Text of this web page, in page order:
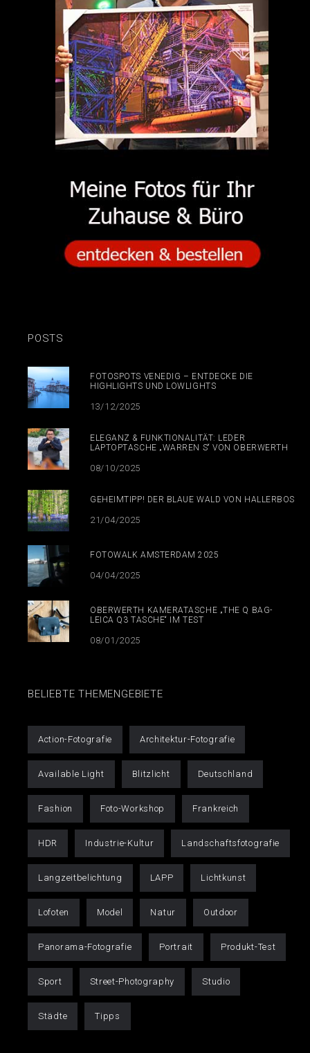
POSTS
FOTOSPOTS VENEDIG – ENTDECKE DIE
HIGHLIGHTS UND LOWLIGHTS
13/12/2025
ELEGANZ & FUNKTIONALITÄT: LEDER
LAPTOPTASCHE „WARREN S“ VON OBERWERTH
08/10/2025
GEHEIMTIPP! DER BLAUE WALD VON HALLERBOS
21/04/2025
FOTOWALK AMSTERDAM 2025
04/04/2025
OBERWERTH KAMERATASCHE „THE Q BAG-
LEICA Q3 TASCHE“ IM TEST
08/01/2025
BELIEBTE THEMENGEBIETE
Action-Fotografie Architektur-Fotografie
Available Light Blitzlicht Deutschland
Fashion Foto-Workshop Frankreich
HDR Industrie-Kultur Landschaftsfotografie
Langzeitbelichtung LAPP Lichtkunst
Lofoten Model Natur Outdoor
Panorama-Fotografie Portrait Produkt-Test
Sport Street-Photography Studio
Städte Tipps